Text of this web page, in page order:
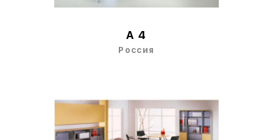
A 4
Россия